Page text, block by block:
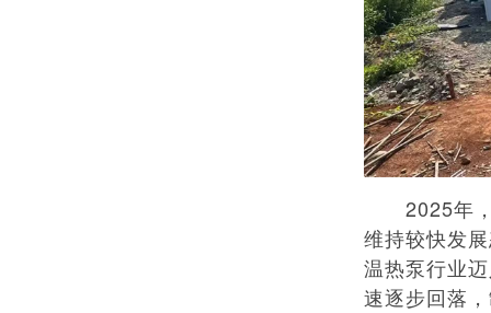
2025年，
维持较快发
温热泵行业
速逐步回落